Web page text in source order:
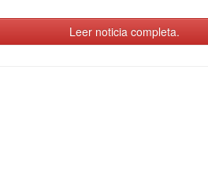
Leer noticia completa.